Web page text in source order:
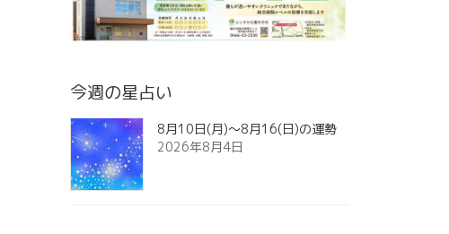
今週の星占い
8月10日(月)～8月16(日)の運勢
2026年8月4日